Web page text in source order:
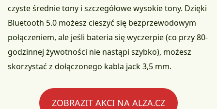
czyste średnie tony i szczegółowe wysokie tony. Dzięki
Bluetooth 5.0 możesz cieszyć się bezprzewodowym
połączeniem, ale jeśli bateria się wyczerpie (co przy 80-
godzinnej żywotności nie nastąpi szybko), możesz
skorzystać z dołączonego kabla jack 3,5 mm.
ZOBRAZIT AKCI NA ALZA.CZ